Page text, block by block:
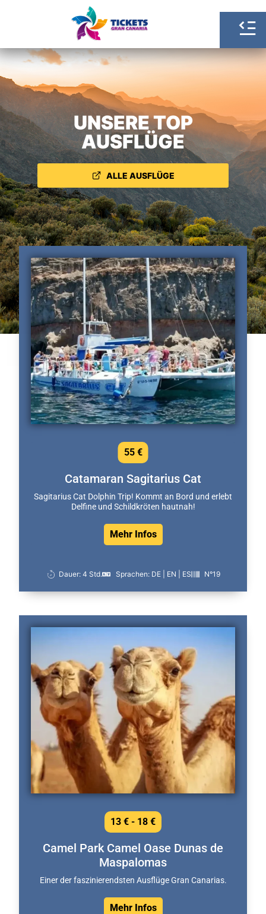
UNSERE TOP
AUSFLÜGE
ALLE AUSFLÜGE
Catamaran Sagitarius Cat
Sagitarius Cat Dolphin Trip! Kommt an Bord und erlebt
Delfine und Schildkröten hautnah!
Mehr Infos
55 €
Dauer: 4 Std. Sprachen: DE | EN | ES N°19
Camel Park Camel Oase Dunas de
Maspalomas
Einer der faszinierendsten Ausflüge Gran Canarias.
Mehr Infos
13 € - 18 €